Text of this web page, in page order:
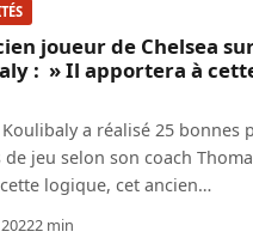
joueur de Chelsea
: » Il apportera à
a réalisé 25 bonnes
jeu selon son coach
logique, cet ancien…
2 min